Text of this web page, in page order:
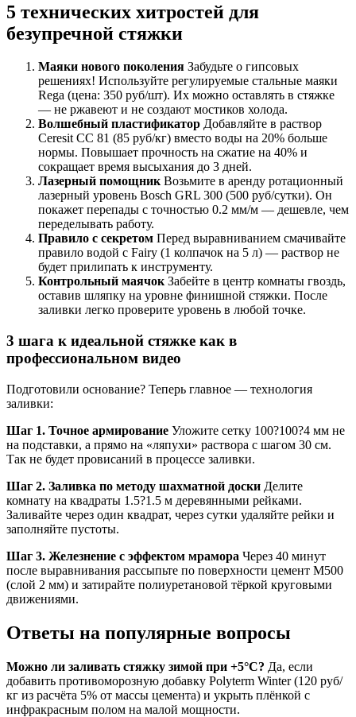
5 технических хитростей для
безупречной стяжки
Маяки нового поколения Забудьте о гипсовых
решениях! Используйте регулируемые стальные маяки
Rega (цена: 350 руб/шт). Их можно оставлять в стяжке
— не ржавеют и не создают мостиков холода.
Волшебный пластификатор Добавляйте в раствор
Ceresit CC 81 (85 руб/кг) вместо воды на 20% больше
нормы. Повышает прочность на сжатие на 40% и
сокращает время высыхания до 3 дней.
Лазерный помощникВозьмите в аренду ротационный
лазерный уровень Bosch GRL 300 (500 руб/сутки). Он
покажет перепады с точностью 0.2 мм/м — дешевле, чем
переделывать работу.
Правило с секретом Перед выравниванием смачивайте
правило водой с Fairy (1 колпачок на 5 л) — раствор не
будет прилипать к инструменту.
Контрольный маячокЗабейте в центр комнаты гвоздь,
оставив шляпку на уровне финишной стяжки. После
заливки легко проверите уровень в любой точке.
3 шага к идеальной стяжке как в
профессиональном видео
Подготовили основание? Теперь главное — технология
заливки:
Шаг 1. Точное армирование Уложите сетку 100?100?4 мм не
на подставки, а прямо на «ляпухи» раствора с шагом 30 см.
Так не будет провисаний в процессе заливки.
Шаг 2. Заливка по методу шахматной доски Делите
комнату на квадраты 1.5?1.5 м деревянными рейками.
Заливайте через один квадрат, через сутки удаляйте рейки и
заполняйте пустоты.
Шаг 3. Железнение с эффектом мрамора Через 40 минут
после выравнивания рассыпьте по поверхности цемент М500
(слой 2 мм) и затирайте полиуретановой тёркой круговыми
движениями.
Ответы на популярные вопросы
Можно ли заливать стяжку зимой при +5°С? Да, если
добавить противоморозную добавку Polyterm Winter (120 руб/
кг из расчёта 5% от массы цемента) и укрыть плёнкой с
инфракрасным полом на малой мощности.